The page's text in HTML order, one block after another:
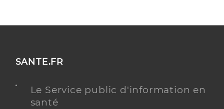
SANTE.FR
Le Service public d'information en
santé